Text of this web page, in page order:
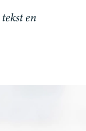
tekst en